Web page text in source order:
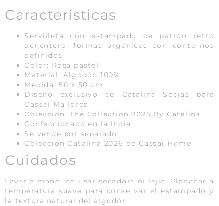
Características
Servilleta con estampado de patrón retro
ochentero, formas orgánicas con contornos
definidos
Color: Rosa pastel
Material: Algodón 100%
Medida: 50 x 50 cm
Diseño exclusivo de Catalina Socias para
Cassai Mallorca
Colección: The Collection 2025 By Catalina
Confeccionado en la India
Se vende por separado
Colección Catalina 2026 de Cassai Home
Cuidados
Lavar a mano, no usar secadora ni lejía. Planchar a
temperatura suave para conservar el estampado y
la textura natural del algodón.